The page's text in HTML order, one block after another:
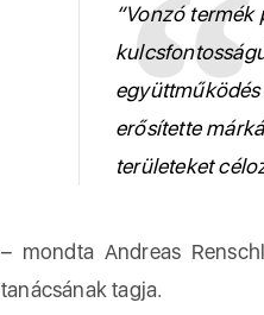
“Vonzó
erősítette
területeket
– mondta Andreas
tanácsának tagja.